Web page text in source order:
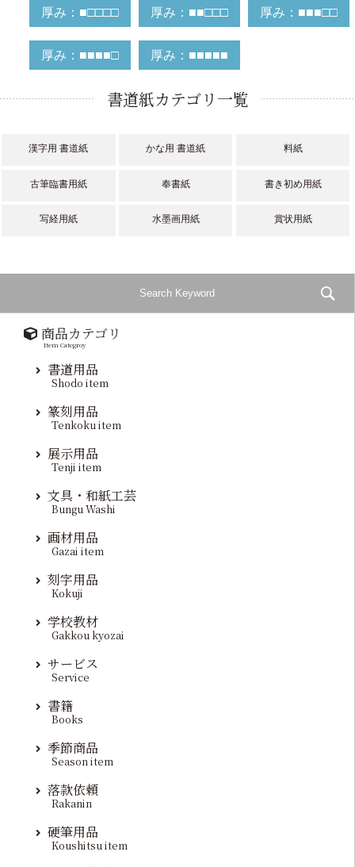
厚み：■□□□□ 厚み：■■□□□ 厚み：■■■□□
厚み：■■■■□ 厚み：■■■■■
書道紙カテゴリ一覧
漢字用 書道紙 かな用 書道紙 料紙
古筆臨書用紙 奉書紙 書き初め用紙
写経用紙 水墨画用紙 賞状用紙
商品カテゴリ
Item Categroy
書道用品
Shodo item
篆刻用品
Tenkoku item
展示用品
Tenji item
文具・和紙工芸
Bungu Washi
画材用品
Gazai item
刻字用品
Kokuji
学校教材
Gakkou kyozai
サービス
Service
書籍
Books
季節商品
Season item
落款依頼
Rakanin
硬筆用品
Koushitsu item